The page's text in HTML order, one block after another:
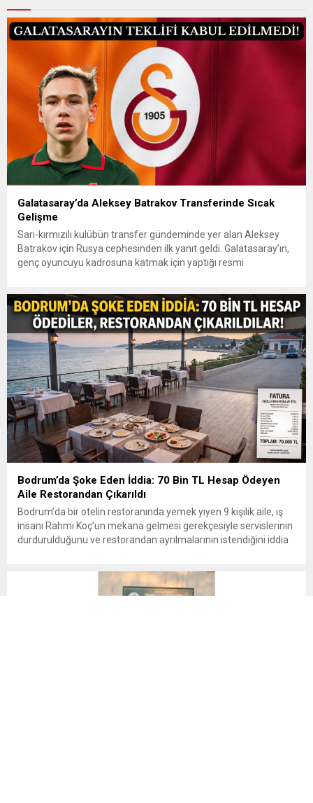
Galatasaray’da Aleksey Batrakov Transferinde Sıcak
Gelişme
Sarı-kırmızılı kulübün transfer gündeminde yer alan Aleksey
Batrakov için Rusya cephesinden ilk yanıt geldi. Galatasaray’ın,
genç oyuncuyu kadrosuna katmak için yaptığı resmi
Batrakov’un transferi için kulübü Lokomotiv Moskova’ya yaptığı
ilk resmi teklif kabul görmedi. Rus temsilcisi, sarı-kırmızılıların
masaya...
Bodrum’da Şoke Eden İddia: 70 Bin TL Hesap Ödeyen
Aile Restorandan Çıkarıldı
Bodrum’da bir otelin restoranında yemek yiyen 9 kişilik aile, iş
insanı Rahmi Koç’un mekana gelmesi gerekçesiyle servislerinin
durdurulduğunu ve restorandan ayrılmalarının istendiğini iddia
hizmet veren bir otelin restoranında meydana geldi. Edinilen
bilgilere ve ailenin...